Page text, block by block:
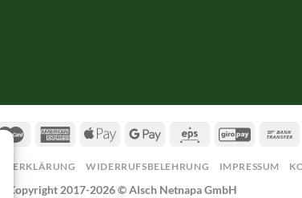
WIDERRUFSBELEHRUNG IMPRESSUM
Copyright 2017-2026 ©Alsch Netnapa GmbH